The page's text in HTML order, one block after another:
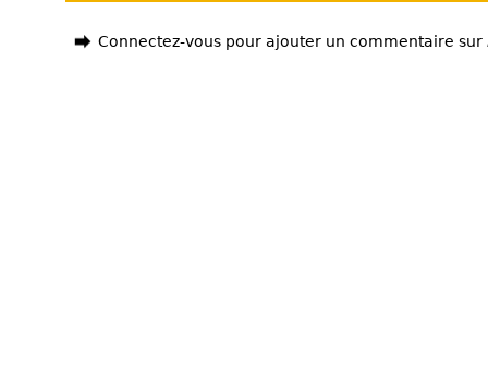
Connectez-vous pour ajouter un commentaire sur